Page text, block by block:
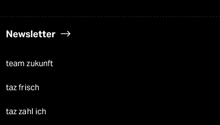
Newsletter
team zukunft
taz frisch
taz zahl ich